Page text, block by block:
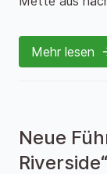
Mehr lesen
Neue